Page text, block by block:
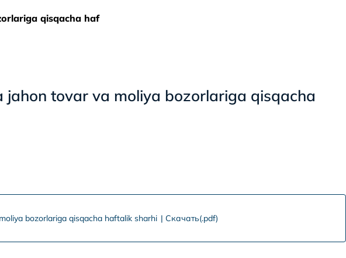
qisqacha haf
tovar va moliya bozorlariga qisqacha
bozorlariga qisqacha haftalik sharhi Скачать(.pdf)